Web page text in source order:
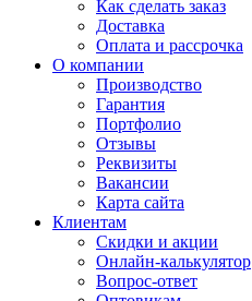
Как сделать заказ
Доставка
Оплата и рассрочка
О компании
Производство
Гарантия
Портфолио
Отзывы
Реквизиты
Вакансии
Карта сайта
Клиентам
Скидки и акции
Онлайн-калькулятор
Вопрос-ответ